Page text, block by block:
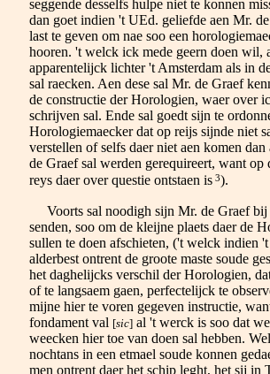
seggende desselfs hulpe niet te konnen
dan goet indien 't UEd. geliefde aen Mr.
last te geven om nae soo een
hooren. 't welck ick mede geern doen wil,
apparentelijck lichter 't Amsterdam als in
sal raecken. Aen dese sal Mr. de Graef
de constructie der Horologien, waer over
schrijven sal. Ende sal goedt sijn te
Horologiemaecker dat op reijs sijnde niet
verstellen of selfs daer niet aen komen
de Graef sal werden gerequireert, want op
reys daer over questie ontstaen is 3).
Voorts sal noodigh sijn Mr. de Graef bij
senden, soo om de kleijne plaets daer de
sullen te doen afschieten, ('t welck indien
alderbest ontrent de groote maste soude
het daghelijcks verschil der Horologien,
of te langsaem gaen, perfectelijck te
mijne hier te voren gegeven instructie,
fondament val [sic] al 't werck is soo dat
weecken hier toe van doen sal hebben.
nochtans in een etmael soude konnen
men ontrent daer het schip leght, het sij in